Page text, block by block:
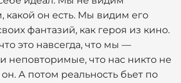
какой он есть. Мы видим его
фантазий, как героя из кино.
это навсегда, что мы —
неповторимые, что нас никто не
он. А потом реальность бьет по